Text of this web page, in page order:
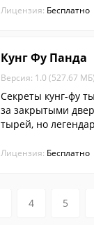
Лицензия: Бесплатно
Кунг Фу Панда
Версия: 1.0 (527.67 МБ)
Секреты кунг-фу
за закрытыми
тырей, но
риемы стали
ан и
и себе
х окажется
Лицензия: Бесплатно
4 5